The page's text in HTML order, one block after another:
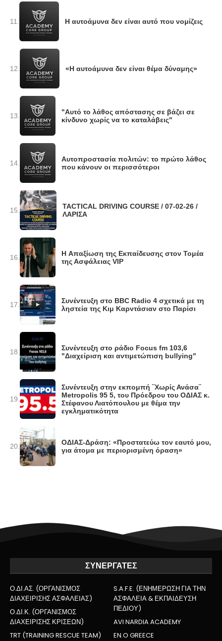
11. Η αυτοάμυνα δεν είναι αυτό που νομίζεις
12. «Η αυτοάμυνα δεν είναι θέμα δύναμης»
13.
"Αυτό το λάθος απόστασης σε βάζει σε
κίνδυνο χωρίς να το καταλάβεις"
14.
Αυτοπροστασία πολιτών: το πρώτο λάθος
που κάνουν οι περισσότεροι
15.
TACTICAL DRIVING COURSE / 07-02-26 /
ΛΑΡΙΣΑ
16.
H Απαξίωση της Εκπαίδευσης στον Τομέα
της Ασφάλειας VIP
17.
Συνέντευξη στο BBC Radio 4 σχετικά με τη
ληστεία της Κιμ Καρντάσιαν στο Παρίσι
18.
Συνέντευξη στο ράδιο Focus fm 103,6
"Διαχείριση και αντιμετώπιση bullying"
19.
Συνέντευξη στην εκπομπή ¨Χωρίς Ανάσα¨
Metropolis 95 5, του Πρόεδρου του ΟΔΙΑΣ κ.
Στέφανου Λιατόπουλου με θέμα την
εγκληματικότητα
20.
ΟΔΙΑΣ-Δράση: «Προστατεύω τον εαυτό μου,
για άτομα με περιορισμένη όραση»
ΣΥΝΕΡΓΑΤΕΣ
Ο.ΔΙ.ΑΣ. (ΟΡΓΑΝΙΣΜΟΣ
ΔΙΑΧΕΙΡΙΣΗΣ ΑΣΦΑΛΕΙΑΣ)
S.A.F.E. (ΕΝΗΜΕΡΩΣΗ ΓΙΑ ΤΗΝ
ΑΣΦΑΛΕΙΑ & ΕΚΠΑΙΔΕΥΣΗ
ΠΕΔΙΟΥ)
Ο.ΔΙ.Κ. (ΟΡΓΑΝΙΣΜΟΣ
ΔΙΑΧΕΙΡΙΣΗΣ ΚΡΙΣΕΩΝ)
AVI NARDIA ACADEMY
TRT (TRAINING RESCUE TEAM)
EN.O GREECE